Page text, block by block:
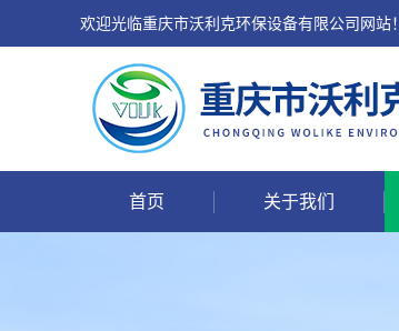
欢迎光临重庆市沃利克环保设备有限公司网站！
首页 关于我们